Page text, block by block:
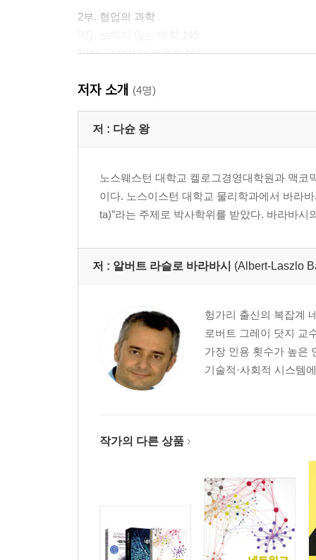
2부. 협업의 과학
10장. 공저자 네트워크 161
12장. 크고 작은 팀 195
13장. 과학적 공로 209
14장. 공로 할당 229
15장. 거대한 과학 251
16장. 피인용 수 격차 271
17장. 영향력이 높은 논문 285
20장. 최종 영향력 323
21장. 과학은 가속할 수 있는가 339
22장. 인공지능 353
23장. 과학의 편향과 인과성 369
부록 A2. 인용 수 모형 395
저자 소개 (4명)
저 : 다슌 왕
노스웨스턴 대학교 켈로그경영대학원과 맥
이다. 노스이스턴 대학교 물리학과에서 바라
ta)”라는 주제로 박사학위를 받았다. 바라바
저 : 알버트 라슬로 바라바시 (Albert-Laszlo
헝가리 출신의 복잡계
로버트 그레이 닷지 교
가장 인용 횟수가 높은
기술적·사회적 시스템
작가의 다른 상품